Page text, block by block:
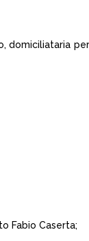
domiciliataria
Fabio Caserta;